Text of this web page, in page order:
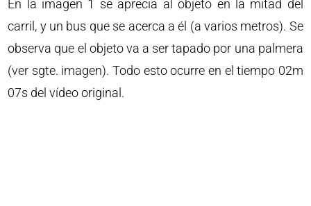
En la imagen 1 se aprecia al objeto en la mitad del
carril, y un bus que se acerca a él (a varios metros). Se
observa que el objeto va a ser tapado por una palmera
(ver sgte. imagen). Todo esto ocurre en el tiempo 02m
07s del vídeo original.